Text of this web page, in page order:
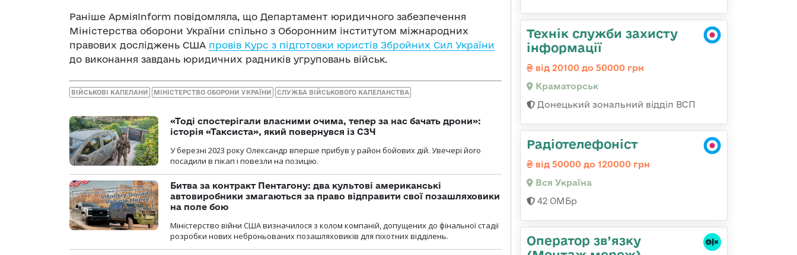
Раніше АрміяInform повідомляла, що Департамент юридичного забезпечення
Міністерства оборони України спільно з Оборонним інститутом міжнародних
правових досліджень США провів Курс з підготовки юристів Збройних Сил України
до виконання завдань юридичних радників угруповань військ.
ВІЙСЬКОВІ КАПЕЛАНИ МІНІСТЕРСТВО ОБОРОНИ УКРАЇНИ СЛУЖБА ВІЙСЬКОВОГО КАПЕЛАНСТВА
«Тоді спостерігали власними очима, тепер за нас бачать дрони»:
історія «Таксиста», який повернувся із СЗЧ
У березні 2023 року Олександр вперше прибув у район бойових дій. Увечері його
посадили в пікап і повезли на позицію.
Битва за контракт Пентагону: два культові американські
автовиробники змагаються за право відправити свої позашляховики
на поле бою
Міністерство війни США визначилося з колом компаній, допущених до фінальної стадії
розробки нових неброньованих позашляховиків для піхотних відділень.
Технік служби захисту
інформації
від 20100 до 50000 грн
Краматорськ
Донецький зональний відділ ВСП
Радіотелефоніст
від 50000 до 120000 грн
Вся Україна
42 ОМБр
Оператор зв’язку